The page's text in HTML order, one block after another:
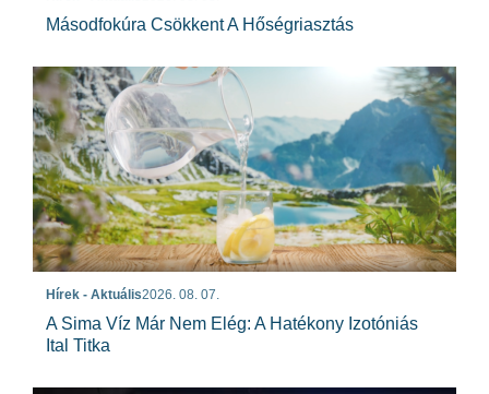
Másodfokúra Csökkent A Hőségriasztás
Hírek - Aktuális2026. 08. 07.
A Sima Víz Már Nem Elég: A Hatékony Izotóniás
Ital Titka